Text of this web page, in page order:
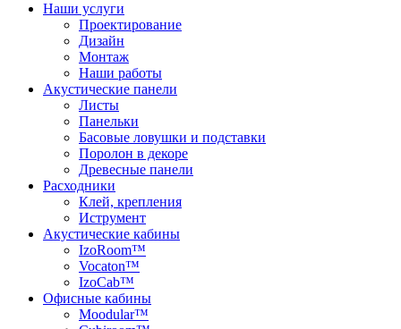
Наши услуги
Проектирование
Дизайн
Монтаж
Наши работы
Акустические панели
Листы
Панельки
Басовые ловушки и подставки
Поролон в декоре
Древесные панели
Расходники
Клей, крепления
Иструмент
Акустические кабины
IzoRoom™
Vocaton™
IzoCab™
Офисные кабины
Moodular™